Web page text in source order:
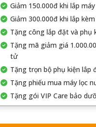
Giảm 150.000đ khi lắp
Giảm 300.000đ khi lắp
Tặng công lắp đặt và phụ
Tặng mã giảm giá
tử
Tặng trọn bộ phụ kiện lắp
Tặng phiếu mua máy lọc
Tặng gói VIP Care bảo